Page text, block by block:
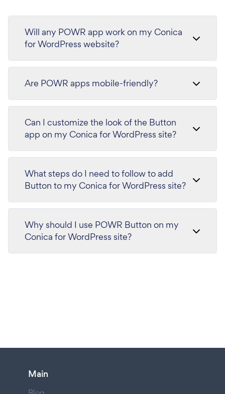
Will any POWR app work on my Conica
for WordPress website?
Are POWR apps mobile-friendly?
Can I customize the look of the Button
app on my Conica for WordPress site?
What steps do I need to follow to add
Button to my Conica for WordPress site?
Why should I use POWR Button on my
Conica for WordPress site?
Main